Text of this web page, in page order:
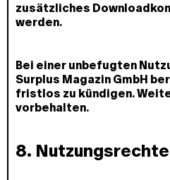
zusätzliches
werden.
Bei einer unbefugten
Surplus Magazin GmbH
fristlos zu kündigen.
vorbehalten.
8. Nutzungsrechte